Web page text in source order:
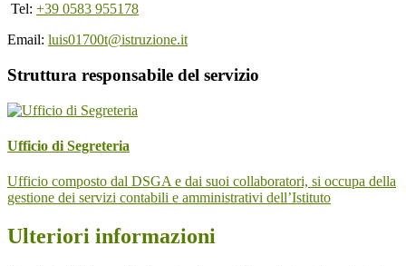
Tel: +39 0583 955178
Email: luis01700t@istruzione.it
Struttura responsabile del servizio
Ufficio di Segreteria
Ufficio composto dal DSGA e dai suoi collaboratori, si occupa della
gestione dei servizi contabili e amministrativi dell’Istituto
Ulteriori informazioni